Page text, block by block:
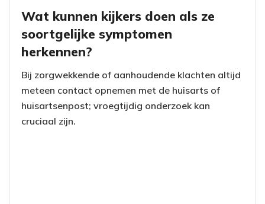
Wat kunnen kijkers doen als ze
soortgelijke symptomen
herkennen?
Bij zorgwekkende of aanhoudende klachten altijd
meteen contact opnemen met de huisarts of
huisartsenpost; vroegtijdig onderzoek kan
cruciaal zijn.